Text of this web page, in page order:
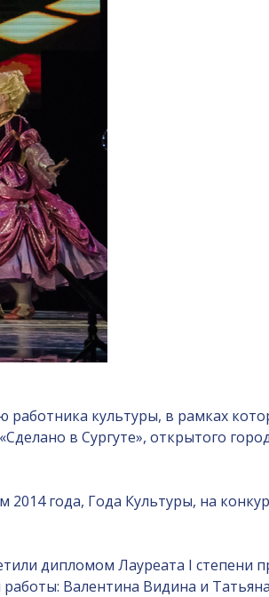
культуры, в рамках
в Сургуте», открытого
2014 года, Года Культуры, на
дипломом Лауреата I степени
работы: Валентина Видина и